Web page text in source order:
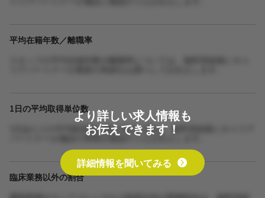
平均在籍年数／離職率
1日の平均取得単位数
1日あたりの平均取得単位数や担当人数は、無料登録後にキャリア
パートナーが施設の実態を確認のうえお伝えします。
臨床業務以外の割合
より詳しい求人情報も
お伝えできます！
詳細情報を聞いてみる